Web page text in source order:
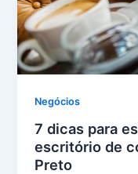
Negócios
7 dicas para
escritório de
Preto